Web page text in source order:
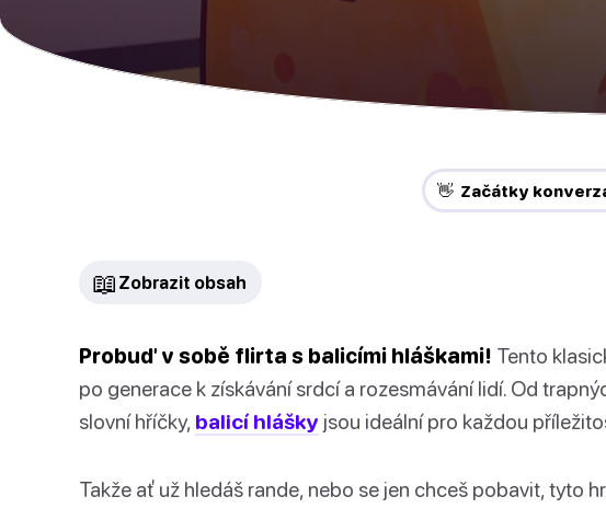
👋 Začátky
📖 Zobrazit obsah
Probuď v sobě flirta s balicími hláškami! Tento
po generace k získávání srdcí a rozesmávání lidí. Od
slovní hříčky, balicí hlášky jsou ideální pro každou
Takže ať už hledáš rande, nebo se jen chceš pobavit, tyto